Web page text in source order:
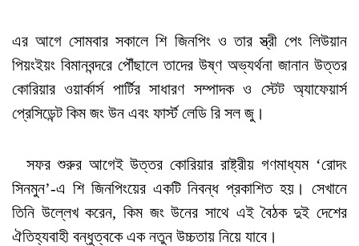
এর আগে সোমবার সকালে শি জিনপিং ও তার স্ত্রী পেং লিউয়ান
পিয়ংইয়ং বিমানবন্দরে পৌঁছালে তাদের উষ্ণ অভ্যর্থনা জানান উত্তর
কোরিয়ার ওয়ার্কার্স পার্টির সাধারণ সম্পাদক ও স্টেট অ্যাফেয়ার্স
প্রেসিডেন্ট কিম জং উন এবং ফার্স্ট লেডি রি সল জু।
সফর শুরুর আগেই উত্তর কোরিয়ার রাষ্ট্রীয় গণমাধ্যম ‘রোদং
সিনমুন’-এ শি জিনপিংয়ের একটি নিবন্ধ প্রকাশিত হয়। সেখানে
তিনি উল্লেখ করেন, কিম জং উনের সাথে এই বৈঠক দুই দেশের
ঐতিহ্যবাহী বন্ধুত্বকে এক নতুন উচ্চতায় নিয়ে যাবে।